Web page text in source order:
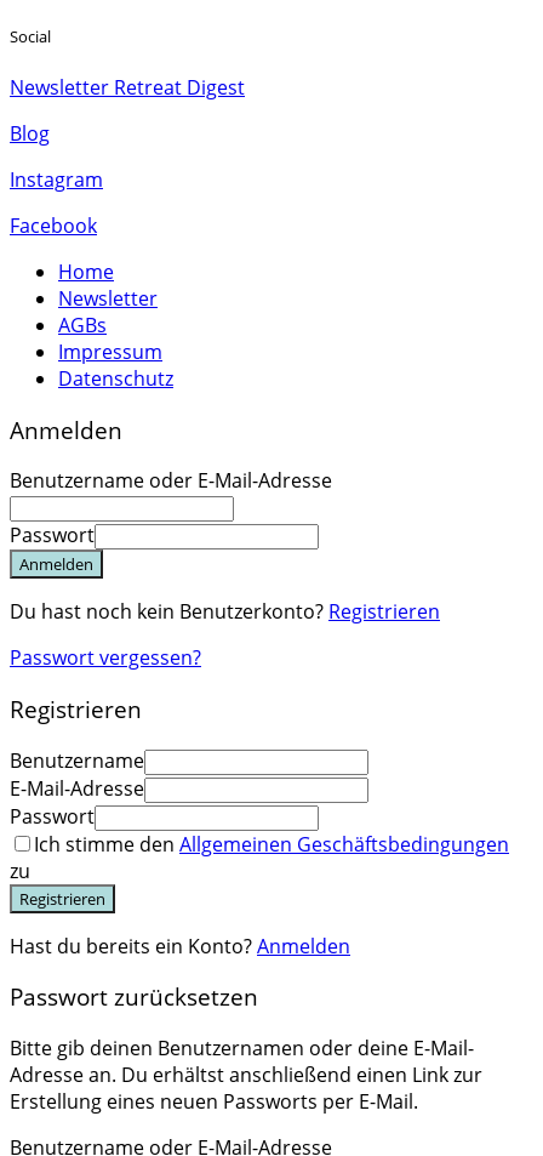
Social
Newsletter Retreat Digest
Blog
Instagram
Facebook
Home
Newsletter
AGBs
Impressum
Datenschutz
Anmelden
Benutzername oder E-Mail-Adresse
Passwort
Anmelden
Du hast noch kein Benutzerkonto? Registrieren
Passwort vergessen?
Registrieren
Benutzername
E-Mail-Adresse
Passwort
Ich stimme den Allgemeinen Geschäftsbedingungen
zu
Registrieren
Hast du bereits ein Konto?Anmelden
Passwort zurücksetzen
Bitte gib deinen Benutzernamen oder deine E-Mail-
Adresse an. Du erhältst anschließend einen Link zur
Erstellung eines neuen Passworts per E-Mail.
Benutzername oder E-Mail-Adresse